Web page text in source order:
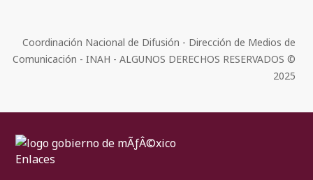
Coordinación Nacional de Difusión - Dirección de Medios de
Comunicación - INAH - ALGUNOS DERECHOS RESERVADOS ©
2025
Enlaces